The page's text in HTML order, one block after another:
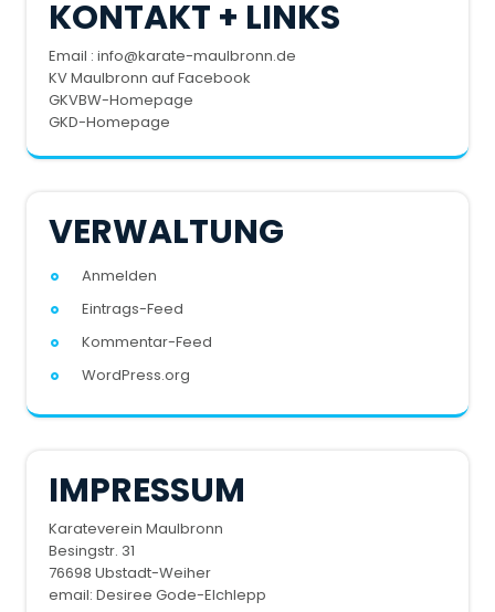
KONTAKT + LINKS
Email : info@karate-maulbronn.de
KV Maulbronn auf Facebook
GKVBW-Homepage
GKD-Homepage
VERWALTUNG
Anmelden
Eintrags-Feed
Kommentar-Feed
WordPress.org
IMPRESSUM
Karateverein Maulbronn
Besingstr. 31
76698 Ubstadt-Weiher
email: Desiree Gode-Elchlepp